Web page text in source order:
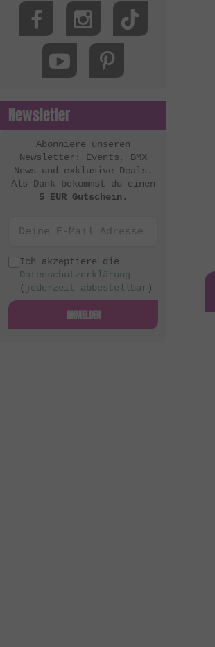
Newsletter
Abonniere unseren
Newsletter: Events, BMX
News und exklusive Deals.
Als Dank bekommst du einen
5 EUR Gutschein.
Ich akzeptiere die
Datenschutzerklärung
( jederzeit abbestellbar )
ANMELDEN